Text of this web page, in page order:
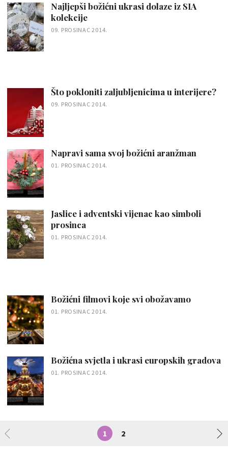
Najljepši božićni ukrasi dolaze iz SIA
kolekcije
09. PROSINAC 2014.
Što pokloniti zaljubljenicima u interijere?
09. PROSINAC 2014.
Napravi sama svoj božićni aranžman
01. PROSINAC 2014.
Jaslice i adventski vijenac kao simboli
prosinca
01. PROSINAC 2014.
Božićni filmovi koje svi obožavamo
01. PROSINAC 2014.
Božićna svjetla i ukrasi europskih gradova
01. PROSINAC 2014.
1 2